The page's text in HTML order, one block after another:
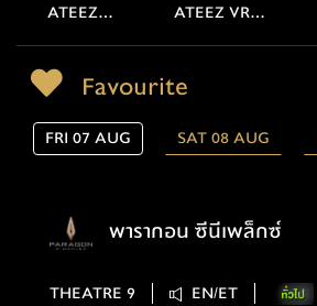
ATEEZ
WORLD TOUR
TOWARDS
WILL TO
ATEEZ VR
CONCERT
LIGHT THE
Favourite
FRI 07 AUG SAT 08 AUG
พารากอน ซีนีเพล็กซ์
THEATRE 9 EN/ET